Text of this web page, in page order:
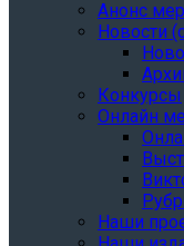
Анонс
Новости
Конкурсы
Онлайн
Наши